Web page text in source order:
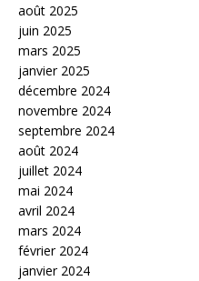
août 2025
juin 2025
mars 2025
janvier 2025
décembre 2024
novembre 2024
septembre 2024
août 2024
juillet 2024
mai 2024
avril 2024
mars 2024
février 2024
janvier 2024